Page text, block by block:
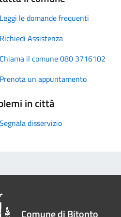
Leggi le domande frequenti
Richiedi Assistenza
Chiama il comune 080 3716102
Prenota un appuntamento
in città
Segnala disservizio
Comune di Bitonto